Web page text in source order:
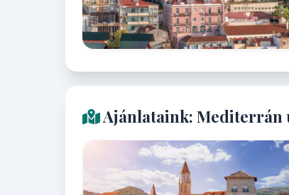
Ajánlataink: Mediterrán